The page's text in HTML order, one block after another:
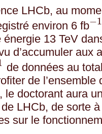
LHCb, au
environ 6 fb−1
énergie 13 TeV
d’accumuler aux
de données au
de
le doctorant aura
LHCb, de sorte
sur le